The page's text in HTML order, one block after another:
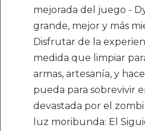
mejorada del juego -
grande, mejor y más
Disfrutar de la
medida que limpiar
armas, artesanía, y
pueda para sobrevivir
devastada por el
luz moribunda: El